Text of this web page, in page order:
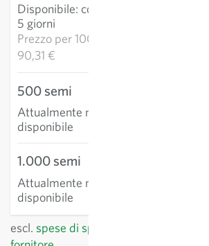
Disponibile: consegna 3-
5 giorni
Prezzo per1000k:
90,31 €
500 semi
Attualmente non
disponibile
1.000 semi
Attualmente non
disponibile
escl. spese di spedizione